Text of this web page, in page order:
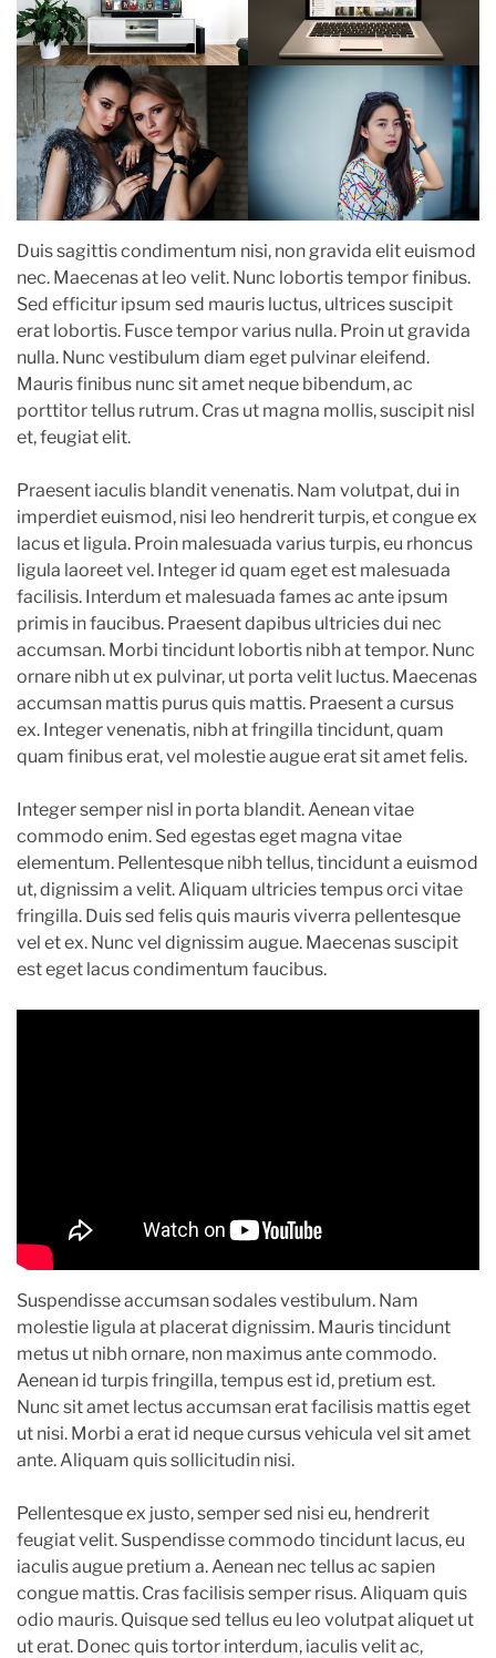
Duis sagittis condimentum nisi, non gravida elit euismod
nec. Maecenas at leo velit. Nunc lobortis tempor finibus.
Sed efficitur ipsum sed mauris luctus, ultrices suscipit
erat lobortis. Fusce tempor varius nulla. Proin ut gravida
nulla. Nunc vestibulum diam eget pulvinar eleifend.
Mauris finibus nunc sit amet neque bibendum, ac
porttitor tellus rutrum. Cras ut magna mollis, suscipit nisl
et, feugiat elit.
Praesent iaculis blandit venenatis. Nam volutpat, dui in
imperdiet euismod, nisi leo hendrerit turpis, et congue ex
lacus et ligula. Proin malesuada varius turpis, eu rhoncus
ligula laoreet vel. Integer id quam eget est malesuada
facilisis. Interdum et malesuada fames ac ante ipsum
primis in faucibus. Praesent dapibus ultricies dui nec
accumsan. Morbi tincidunt lobortis nibh at tempor. Nunc
ornare nibh ut ex pulvinar, ut porta velit luctus. Maecenas
accumsan mattis purus quis mattis. Praesent a cursus
ex. Integer venenatis, nibh at fringilla tincidunt, quam
quam finibus erat, vel molestie augue erat sit amet felis.
Integer semper nisl in porta blandit. Aenean vitae
commodo enim. Sed egestas eget magna vitae
elementum. Pellentesque nibh tellus, tincidunt a euismod
ut, dignissim a velit. Aliquam ultricies tempus orci vitae
fringilla. Duis sed felis quis mauris viverra pellentesque
vel et ex. Nunc vel dignissim augue. Maecenas suscipit
est eget lacus condimentum faucibus.
Suspendisse accumsan sodales vestibulum. Nam
molestie ligula at placerat dignissim. Mauris tincidunt
metus ut nibh ornare, non maximus ante commodo.
Aenean id turpis fringilla, tempus est id, pretium est.
Nunc sit amet lectus accumsan erat facilisis mattis eget
ut nisi. Morbi a erat id neque cursus vehicula vel sit amet
ante. Aliquam quis sollicitudin nisi.
Pellentesque ex justo, semper sed nisi eu, hendrerit
feugiat velit. Suspendisse commodo tincidunt lacus, eu
iaculis augue pretium a. Aenean nec tellus ac sapien
congue mattis. Cras facilisis semper risus. Aliquam quis
odio mauris. Quisque sed tellus eu leo volutpat aliquet ut
ut erat. Donec quis tortor interdum, iaculis velit ac,